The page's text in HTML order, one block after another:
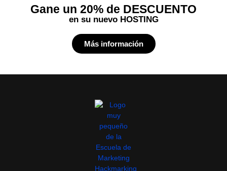
Gane un 20% de DESCUENTO
en su nuevo HOSTING
Más información